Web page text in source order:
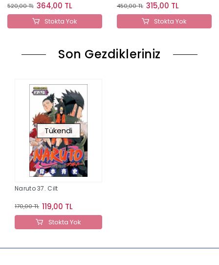
520,00 TL 364,00 TL
Stokta Yok
450,00 TL 315,00 TL
Stokta Yok
Son Gezdikleriniz
Tükendi
Naruto 37. Cilt
170,00 TL 119,00 TL
Stokta Yok